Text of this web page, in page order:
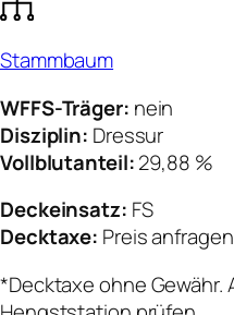
Stammbaum
WFFS-Träger: nein
Disziplin: Dressur
Vollblutanteil:29,88 %
Deckeinsatz: FS
Decktaxe: Preis anfragen
*Decktaxe ohne Gewähr.